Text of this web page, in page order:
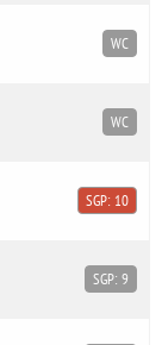
WC
WC
SGP: 10
SGP: 9